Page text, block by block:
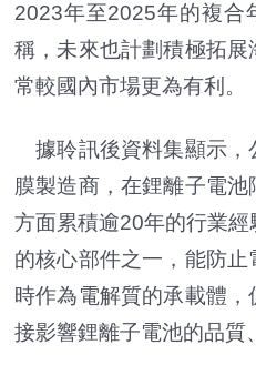
2023年至2025年的複合
稱，未來也計劃積極拓
常較國內市場更為有利。
據聆訊後資料集顯示，
膜製造商，在鋰離子電
方面累積逾20年的行業
的核心部件之一，能防
時作為電解質的承載體
接影響鋰離子電池的品質